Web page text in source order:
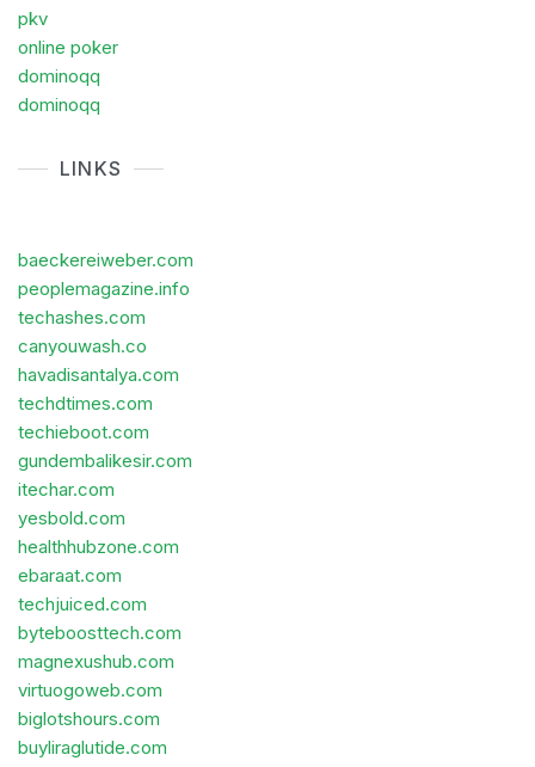
pkv
online poker
dominoqq
dominoqq
LINKS
baeckereiweber.com
peoplemagazine.info
techashes.com
canyouwash.co
havadisantalya.com
techdtimes.com
techieboot.com
gundembalikesir.com
itechar.com
yesbold.com
healthhubzone.com
ebaraat.com
techjuiced.com
byteboosttech.com
magnexushub.com
virtuogoweb.com
biglotshours.com
buyliraglutide.com